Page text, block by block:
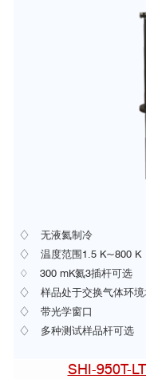
♢ 无液氦制冷
♢ 温度范围1.5 K~800 K
♢ 300 mK氦3插杆可选
♢ 样品处于交换气体环境
♢ 带光学窗口
♢ 多种测试样品杆可选
SHI-950T-